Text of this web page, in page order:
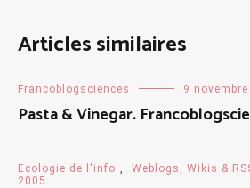
Articles similaires
Francoblogsciences 9
Pasta & Vinegar.
Ecologie de l'info Weblogs, Wikis &
2005